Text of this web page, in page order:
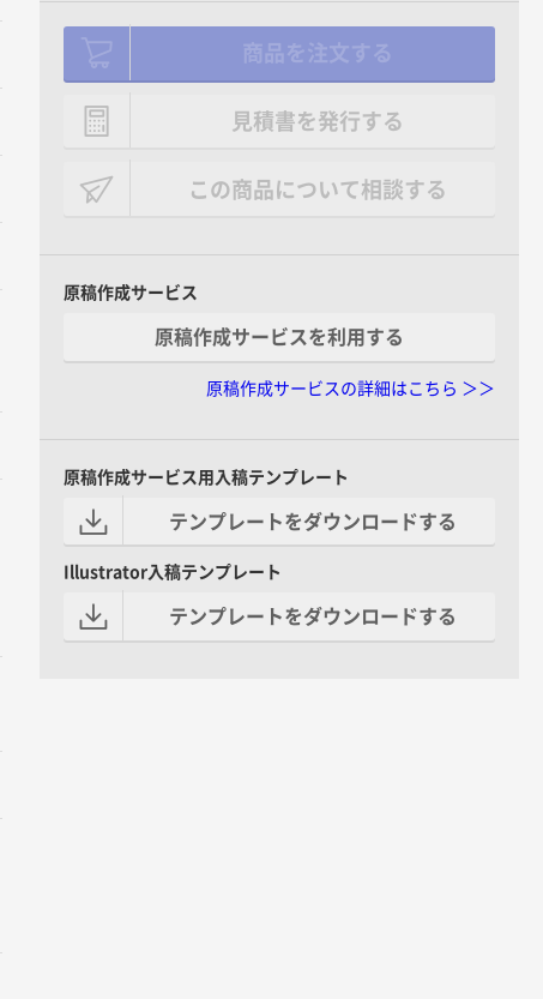
見積書を発行する
この商品について相談する
原稿作成サービス
原稿作成サービスを利用する
原稿作成サービスの詳細はこちら ＞＞
原稿作成サービス用入稿テンプレート
テンプレートをダウンロードする
Illustrator入稿テンプレート
テンプレートをダウンロードする